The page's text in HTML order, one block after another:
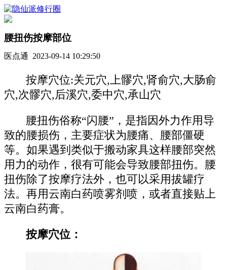
腰扭伤按摩部位
医点通 2023-09-14 10:29:50
按摩穴位:关元穴,上髎穴,肾俞穴,大肠俞
穴,次髎穴,后溪穴,委中穴,承山穴
腰扭伤俗称“闪腰”，是指因外力作用导
致的腰损伤，主要症状为腰痛、腰部僵硬
等。如果遇到类似于搬动家具这样腰部突然
用力的动作，很有可能会导致腰部扭伤。腰
扭伤除了按摩疗法外，也可以采用拔罐疗
法。再用云南白药喷雾剂喷，或者直接贴上
云南白药膏。
按摩穴位：